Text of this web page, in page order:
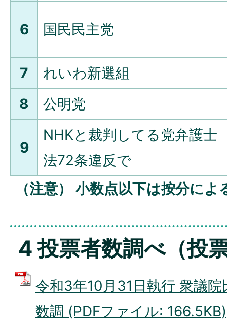
6 国民民主党
7
れいわ新選組
8
公明党
9
NHKと裁判してる党弁護士
法72条違反で
（注意） 小数点以下は按分によ
4 投票者数調べ（投
令和3年10月31日執行 衆議
数調 (PDFファイル: 166.5KB)